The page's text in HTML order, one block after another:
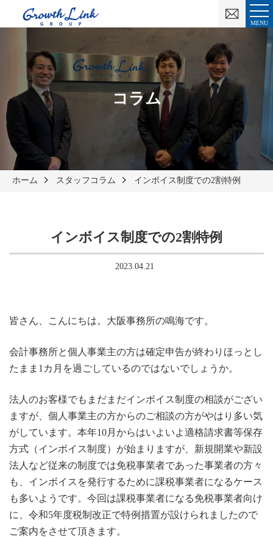
MENU
い
コラム
ホーム スタッフコラム インボイス制度での2割特例
インボイス制度での2割特例
2023.04.21
皆さん、こんにちは。大阪事務所の鳴海です。
会計事務所と個人事業主の方は確定申告が終わりほっとし
たまま1カ月を過ごしているのではないでしょうか。
法人のお客様でもまだまだインボイス制度の相談がござい
ますが、個人事業主の方からのご相談の方がやはり多い気
がしています。本年10月からはいよいよ適格請求書等保存
方式（インボイス制度）が始まりますが、新規開業や新設
法人など従来の制度では免税事業者であった事業者の方々
も、インボイスを発行するために課税事業者になるケース
も多いようです。今回は課税事業者になる免税事業者向け
に、令和5年度税制改正で特例措置が設けられましたので
ご案内をさせて頂きます。